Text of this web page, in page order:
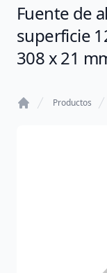
Fuente de
superficie
308 x 21
Productos